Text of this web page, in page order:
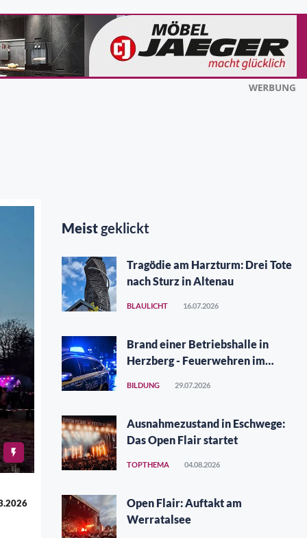
Meistgeklickt
Tragödie am Harzturm: Drei Tote
nach Sturz in Altenau
BLAULICHT 16.07.2026
Brand einer Betriebshalle in
Herzberg - Feuerwehren im
BILDUNG 29.07.2026
Ausnahmezustand in Eschwege:
Das Open Flair startet
TOPTHEMA 04.08.2026
Open Flair: Auftakt am
Werratalsee